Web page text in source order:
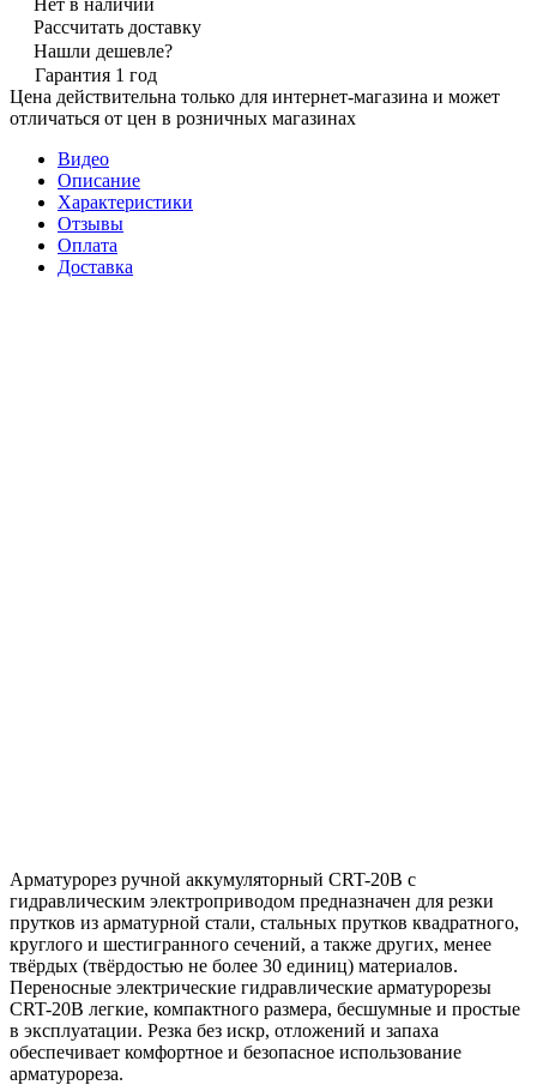
Рассчитать доставку
Нашли дешевле?
Гарантия 1 год
Цена действительна только для интернет-магазина и может
отличаться от цен в розничных магазинах
Видео
Описание
Характеристики
Отзывы
Оплата
Доставка
Арматурорез ручной аккумуляторный CRT-20B с
гидравлическим электроприводом предназначен для резки
прутков из арматурной стали, стальных прутков квадратного,
круглого и шестигранного сечений, а также других, менее
твёрдых (твёрдостью не более 30 единиц) материалов.
Переносные электрические гидравлические арматурорезы
CRT-20B легкие, компактного размера, бесшумные и простые
в эксплуатации. Резка без искр, отложений и запаха
обеспечивает комфортное и безопасное использование
арматурореза.